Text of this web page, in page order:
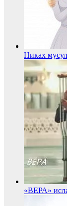
Никах
«ВЕРА»